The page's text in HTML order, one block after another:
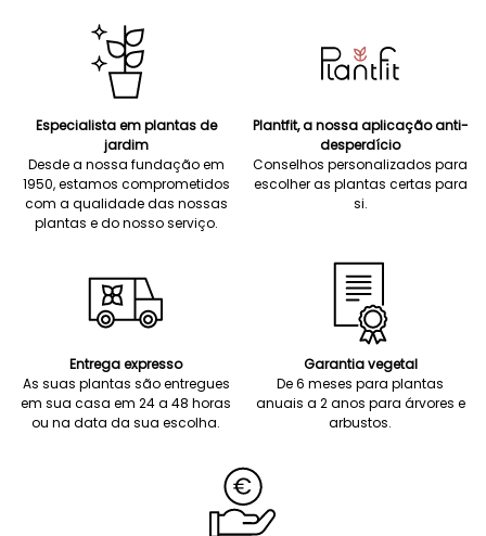
Especialista em plantas de
jardim
Desde a nossa fundação em
1950, estamos comprometidos
com a qualidade das nossas
plantas e do nosso serviço.
Plantfit, a nossa aplicação anti-
desperdício
Conselhos personalizados para
escolher as plantas certas para
si.
Entrega expresso
As suas plantas são entregues
em sua casa em 24 a 48 horas
ou na data da sua escolha.
Garantia vegetal
De 6 meses para plantas
anuais a 2 anos para árvores e
arbustos.